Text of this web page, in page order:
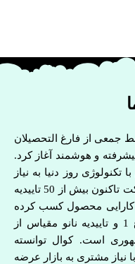
را توسط جمعی از فارغ التحصیلان
و هوشمند آغاز کرد.
تکنولوژی روز دنیا به نیاز
های بازار و صنایع مختلف بود. این شرکت تاکنون بیش از 50 تاییدیه
کارایی محصول کسب کرده
است و دارای گواهی دانش بنیان نوع 1 و تاییدیه نانو مقیاس از
است. کوال توانسته
نیاز مشتری به بازار عرضه